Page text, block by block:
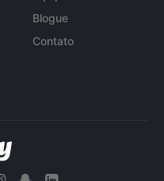
Blogue
Contato